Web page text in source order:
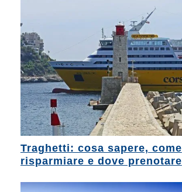
Traghetti: cosa sapere, come
risparmiare e dove prenotare